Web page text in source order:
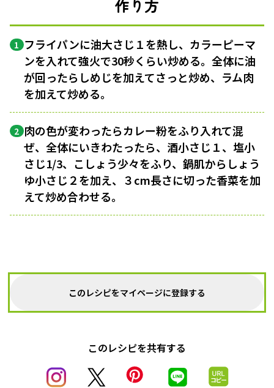
作り方
1 フライパンに油大さじ１を熱し、カラーピーマ
ンを入れて強火で30秒くらい炒める。全体に油
が回ったらしめじを加えてさっと炒め、ラム肉
を加えて炒める。
2 肉の色が変わったらカレー粉をふり入れて混
ぜ、全体にいきわたったら、酒小さじ１、塩小
さじ1/3、こしょう少々をふり、鍋肌からしょう
ゆ小さじ２を加え、３cm長さに切った香菜を加
えて炒め合わせる。
このレシピをマイページに登録する
このレシピを共有する